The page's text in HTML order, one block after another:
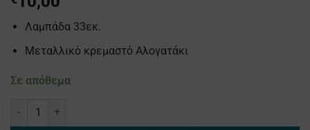
Λαμπάδα 33εκ.
Μεταλλικό κρεμαστό Αλογατάκι
Σε απόθεμα
Λαμπαδάκι Αλογατάκι ποσότητα